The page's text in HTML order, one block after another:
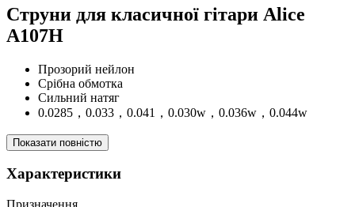
Струни для класичної гітари Alice
A107H
Прозорий нейлон
Срібна обмотка
Сильний натяг
0.0285，0.033，0.041，0.030w，0.036w，0.044w
Показати повністю
Характеристики